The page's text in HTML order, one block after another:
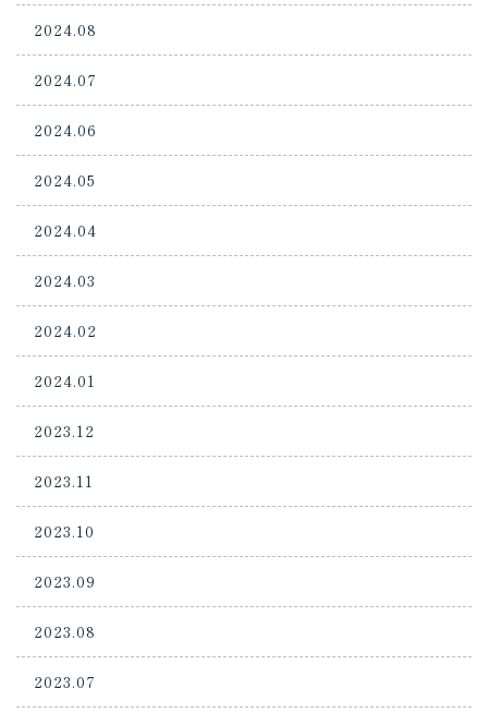
2024.08
2024.07
2024.06
2024.05
2024.04
2024.03
2024.02
2024.01
2023.12
2023.11
2023.10
2023.09
2023.08
2023.07